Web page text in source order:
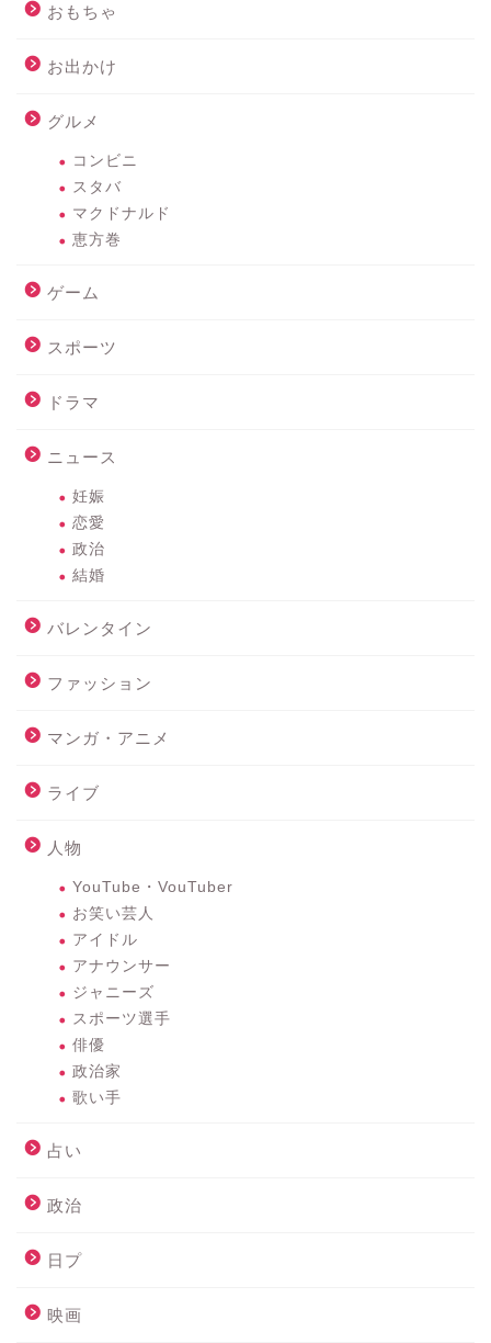
おもちゃ
お出かけ
グルメ
コンビニ
スタバ
マクドナルド
恵方巻
ゲーム
スポーツ
ドラマ
ニュース
妊娠
恋愛
政治
結婚
バレンタイン
ファッション
マンガ・アニメ
ライブ
人物
YouTube・VouTuber
お笑い芸人
アイドル
アナウンサー
ジャニーズ
スポーツ選手
俳優
政治家
歌い手
占い
政治
日プ
映画